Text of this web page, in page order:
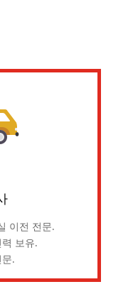
이전 전문.
보유.
.